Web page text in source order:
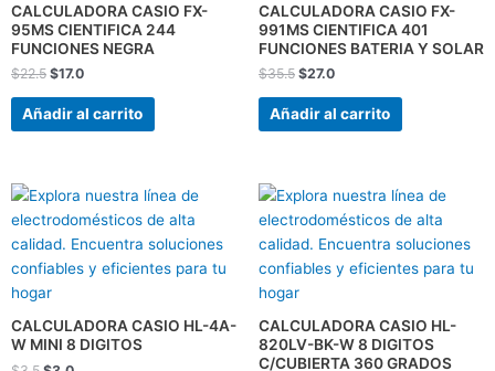
CALCULADORA CASIO FX-
95MS CIENTIFICA 244
FUNCIONES NEGRA
$22.5 $17.0
Añadir al carrito
CALCULADORA CASIO FX-
991MS CIENTIFICA 401
FUNCIONES BATERIA Y SOLAR
$35.5 $27.0
Añadir al carrito
CALCULADORA CASIO HL-4A-
W MINI 8 DIGITOS
El
precio
original
era:
$3.5.
El
actual
es:
CALCULADORA CASIO HL-
820LV-BK-W 8 DIGITOS
C/CUBIERTA 360 GRADOS
El
precio
original
era:
$4.5.
El
actual
es: